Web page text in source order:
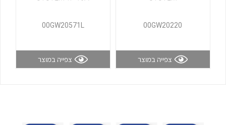
לכל מוצרי היצרן לכל מוצרי היצרן 00GW20220
צפייה במוצר
00GW20571L
צפייה במוצר